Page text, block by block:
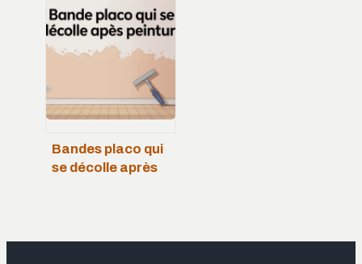
hydrostatique de
tondeuse : guide
complet et erreurs
Bandes placo qui
se décolle après